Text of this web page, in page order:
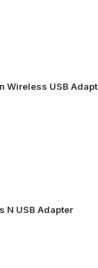
Wireless USB
N USB Adapter